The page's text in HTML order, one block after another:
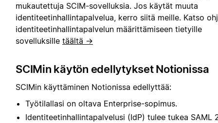
mukautettuja SCIM-sovelluksia. Jos käytät muuta
identiteetinhallintapalvelua, kerro siitä meille. Katso
identiteetinhallintapalvelun määrittämiseen tietyille
sovelluksille täältä →
SCIMin käytön edellytykset Notionissa
SCIMin käyttäminen Notionissa edellyttää:
Työtilallasi on oltava Enterprise-sopimus.
Identiteetinhallintapalvelusi (IdP) tulee tukea SAML